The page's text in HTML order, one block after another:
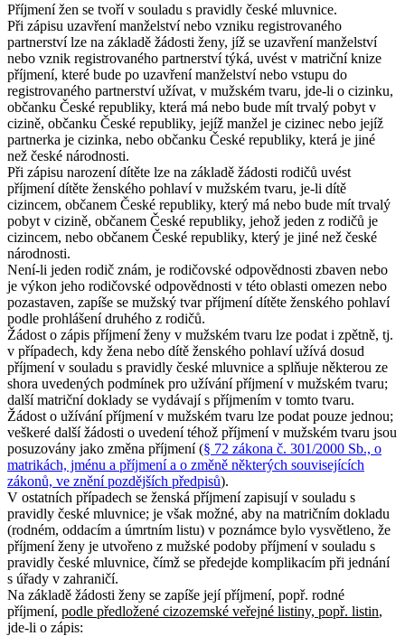
Příjmení žen se tvoří v souladu s pravidly české mluvnice.
Při zápisu uzavření manželství nebo vzniku registrovaného
partnerství lze na základě žádosti ženy, jíž se uzavření manželství
nebo vznik registrovaného partnerství týká, uvést v matriční knize
příjmení, které bude po uzavření manželství nebo vstupu do
registrovaného partnerství užívat, v mužském tvaru, jde-li o cizinku,
občanku České republiky, která má nebo bude mít trvalý pobyt v
cizině, občanku České republiky, jejíž manžel je cizinec nebo jejíž
partnerka je cizinka, nebo občanku České republiky, která je jiné
než české národnosti.
Při zápisu narození dítěte lze na základě žádosti rodičů uvést
příjmení dítěte ženského pohlaví v mužském tvaru, je-li dítě
cizincem, občanem České republiky, který má nebo bude mít trvalý
pobyt v cizině, občanem České republiky, jehož jeden z rodičů je
cizincem, nebo občanem České republiky, který je jiné než české
národnosti.
Není-li jeden rodič znám, je rodičovské odpovědnosti zbaven nebo
je výkon jeho rodičovské odpovědnosti v této oblasti omezen nebo
pozastaven, zapíše se mužský tvar příjmení dítěte ženského pohlaví
podle prohlášení druhého z rodičů.
Žádost o zápis příjmení ženy v mužském tvaru lze podat i zpětně, tj.
v případech, kdy žena nebo dítě ženského pohlaví užívá dosud
příjmení v souladu s pravidly české mluvnice a splňuje některou ze
shora uvedených podmínek pro užívání příjmení v mužském tvaru;
další matriční doklady se vydávají s příjmením v tomto tvaru.
Žádost o užívání příjmení v mužském tvaru lze podat pouze jednou;
veškeré další žádosti o uvedení téhož příjmení v mužském tvaru jsou
posuzovány jako změna příjmení (§ 72 zákona č. 301/2000 Sb., o
matrikách, jménu a příjmení a o změně některých souvisejících
zákonů, ve znění pozdějších předpisů).
V ostatních případech se ženská příjmení zapisují v souladu s
pravidly české mluvnice; je však možné, aby na matričním dokladu
(rodném, oddacím a úmrtním listu) v poznámce bylo vysvětleno, že
příjmení ženy je utvořeno z mužské podoby příjmení v souladu s
pravidly české mluvnice, čímž se předejde komplikacím při jednání
s úřady v zahraničí.
Na základě žádosti ženy se zapíše její příjmení, popř. rodné
příjmení, podle předložené cizozemské veřejné listiny, popř. listin,
jde-li o zápis: